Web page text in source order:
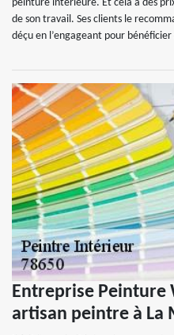
peinture intérieure. Et cela à des
de son travail. Ses clients le
déçu en l’engageant pour
Entreprise Peinture
artisan peintre à La